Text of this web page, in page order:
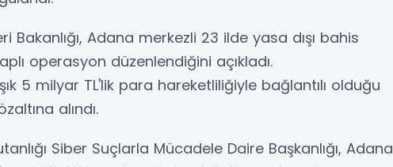
Bakanlığı, Adana merkezli 23 ilde yasa dışı bahis
operasyon düzenlendiğini açıkladı.
5 milyar TL'lik para hareketliliğiyle bağlantılı olduğu
alındı.
Siber Suçlarla Mücadele Daire Başkanlığı, Adana